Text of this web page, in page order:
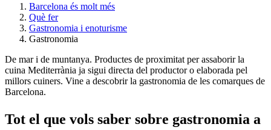
Barcelona és molt més
Què fer
Gastronomia i enoturisme
Gastronomia
De mar i de muntanya. Productes de proximitat per assaborir la
cuina Mediterrània ja sigui directa del productor o elaborada pel
millors cuiners. Vine a descobrir la gastronomia de les comarques de
Barcelona.
Tot el que vols saber sobre gastronomia a